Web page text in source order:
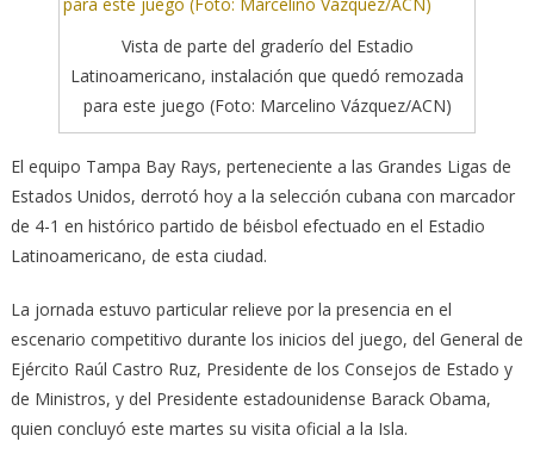
Vista de parte del graderío del Estadio
Latinoamericano, instalación que quedó remozada
para este juego (Foto: Marcelino Vázquez/ACN)
El equipo Tampa Bay Rays, perteneciente a las Grandes Ligas de
Estados Unidos, derrotó hoy a la selección cubana con marcador
de 4-1 en histórico partido de béisbol efectuado en el Estadio
Latinoamericano, de esta ciudad.
La jornada estuvo particular relieve por la presencia en el
escenario competitivo durante los inicios del juego, del General de
Ejército Raúl Castro Ruz, Presidente de los Consejos de Estado y
de Ministros, y del Presidente estadounidense Barack Obama,
quien concluyó este martes su visita oficial a la Isla.